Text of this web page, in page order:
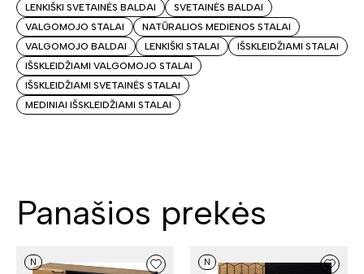
LENKIŠKI SVETAINĖS BALDAI
SVETAINĖS BALDAI
VALGOMOJO STALAI
NATŪRALIOS MEDIENOS STALAI
VALGOMOJO BALDAI
LENKIŠKI STALAI
IŠSKLEIDŽIAMI STALAI
IŠSKLEIDŽIAMI VALGOMOJO STALAI
IŠSKLEIDŽIAMI SVETAINĖS STALAI
MEDINIAI IŠSKLEIDŽIAMI STALAI
Panašios prekės
N N